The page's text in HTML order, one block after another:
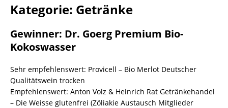
Kategorie: Getränke
Gewinner: Dr. Goerg Premium Bio-
Kokoswasser
Sehr empfehlenswert: Provicell – Bio Merlot Deutscher
Qualitätswein trocken
Empfehlenswert: Anton Volz & Heinrich Rat Getränkehandel
– Die Weisse glutenfrei (Zöliakie Austausch Mitglieder